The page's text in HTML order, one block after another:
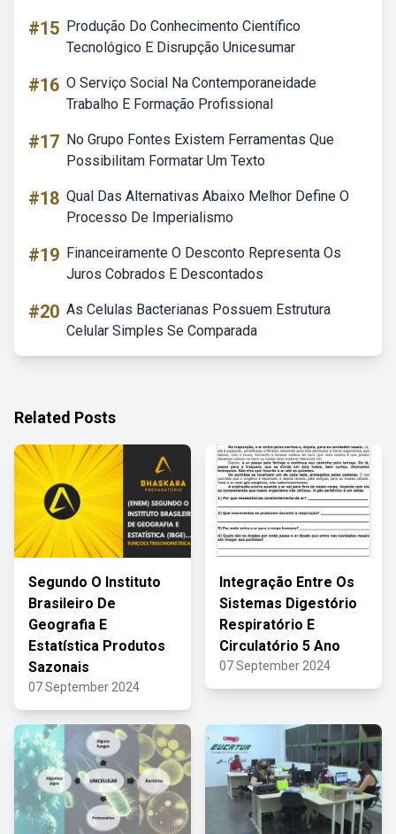
#15 Produção Do Conhecimento Científico
Tecnológico E Disrupção Unicesumar
#16 O Serviço Social Na Contemporaneidade
Trabalho E Formação Profissional
#17 No Grupo Fontes Existem Ferramentas Que
Possibilitam Formatar Um Texto
#18 Qual Das Alternativas Abaixo Melhor Define O
Processo De Imperialismo
#19 Financeiramente O Desconto Representa Os
Juros Cobrados E Descontados
#20 As Celulas Bacterianas Possuem Estrutura
Celular Simples Se Comparada
Related Posts
Segundo O Instituto
Brasileiro De
Geografia E
Estatística Produtos
Sazonais
07 September 2024
Integração Entre Os
Sistemas Digestório
Respiratório E
Circulatório 5 Ano
07 September 2024